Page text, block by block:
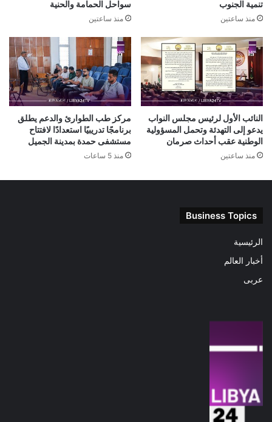
تنمية الجنوب
منذ ساعتين
سواحل الحمامة والحنية
منذ ساعتين
النائب الأول لرئيس مجلس النواب
يدعو إلى التهدئة وتحمل المسؤولية
الوطنية عقب أحداث صرمان
منذ ساعتين
مركز طب الطوارئ والدعم يطلق
برنامجًا تدريبيًا استعدادًا لافتتاح
مستشفى حمدة بمدينة الجميل
منذ 5 ساعات
Business Topics
الرئيسية
أخبار العالم
عربى